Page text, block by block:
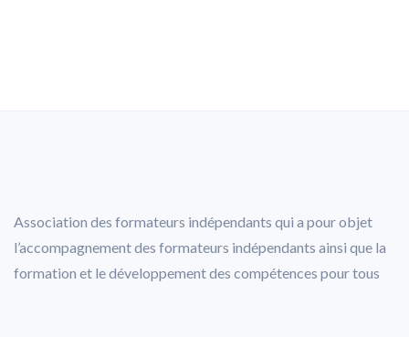
Association des formateurs indépendants qui a pour objet
l’accompagnement des formateurs indépendants ainsi que la
formation et le développement des compétences pour tous